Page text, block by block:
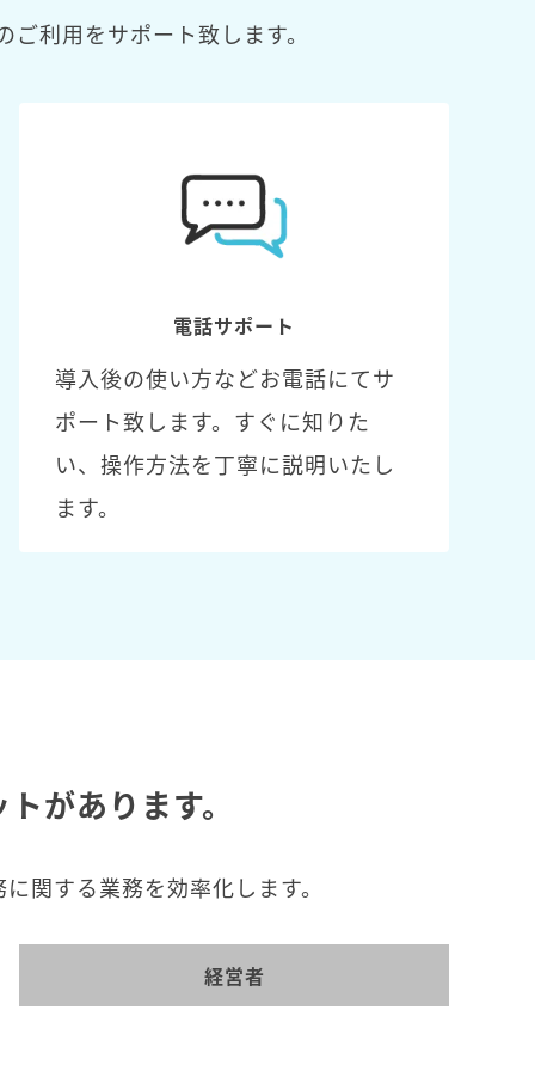
利用をサポート致します。
電話サポート
導入後の使い方などお電話にてサ
ポート致します。すぐに知りた
い、操作方法を丁寧に説明いたし
ます。
があります。
関する業務を効率化します。
経営者